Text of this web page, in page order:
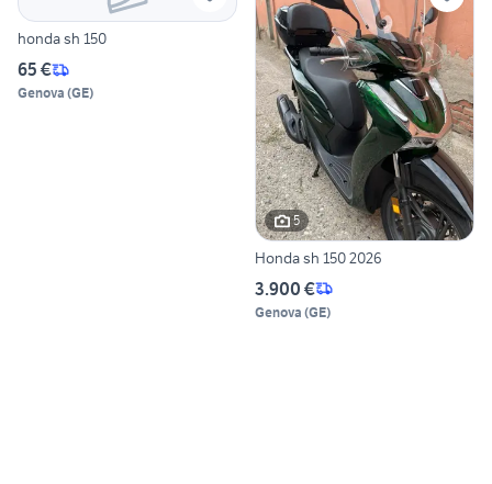
honda sh 150
65 €
Genova (GE)
5
Honda sh 150 2026
3.900 €
Genova (GE)